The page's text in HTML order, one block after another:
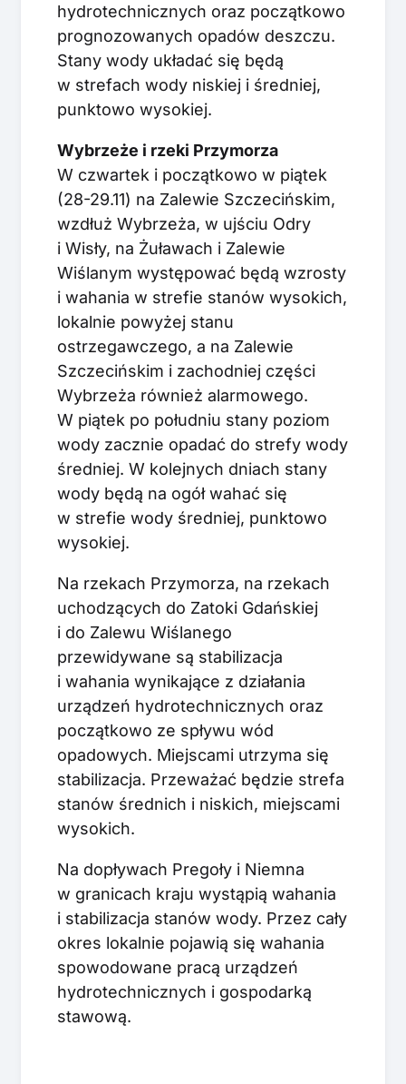
hydrotechnicznych oraz początkowo
prognozowanych opadów deszczu.
Stany wody układać się będą
w strefach wody niskiej i średniej,
punktowo wysokiej.
Wybrzeże i rzeki Przymorza
W czwartek i początkowo w piątek
(28-29.11) na Zalewie Szczecińskim,
wzdłuż Wybrzeża, w ujściu Odry
i Wisły, na Żuławach i Zalewie
Wiślanym występować będą wzrosty
i wahania w strefie stanów wysokich,
lokalnie powyżej stanu
ostrzegawczego, a na Zalewie
Szczecińskim i zachodniej części
Wybrzeża również alarmowego.
W piątek po południu stany poziom
wody zacznie opadać do strefy wody
średniej. W kolejnych dniach stany
wody będą na ogół wahać się
w strefie wody średniej, punktowo
wysokiej.
Na rzekach Przymorza, na rzekach
uchodzących do Zatoki Gdańskiej
i do Zalewu Wiślanego
przewidywane są stabilizacja
i wahania wynikające z działania
urządzeń hydrotechnicznych oraz
początkowo ze spływu wód
opadowych. Miejscami utrzyma się
stabilizacja. Przeważać będzie strefa
stanów średnich i niskich, miejscami
wysokich.
Na dopływach Pregoły i Niemna
w granicach kraju wystąpią wahania
i stabilizacja stanów wody. Przez cały
okres lokalnie pojawią się wahania
spowodowane pracą urządzeń
hydrotechnicznych i gospodarką
stawową.